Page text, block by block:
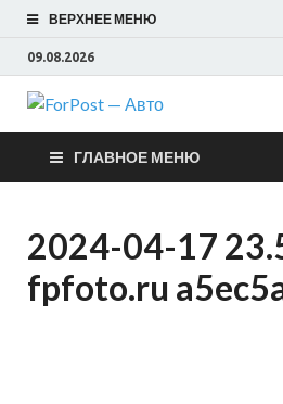
ВЕРХНЕЕ МЕНЮ
09.08.2026
Авто
ГЛАВНОЕ МЕНЮ
2024-04-17
fpfoto.ru